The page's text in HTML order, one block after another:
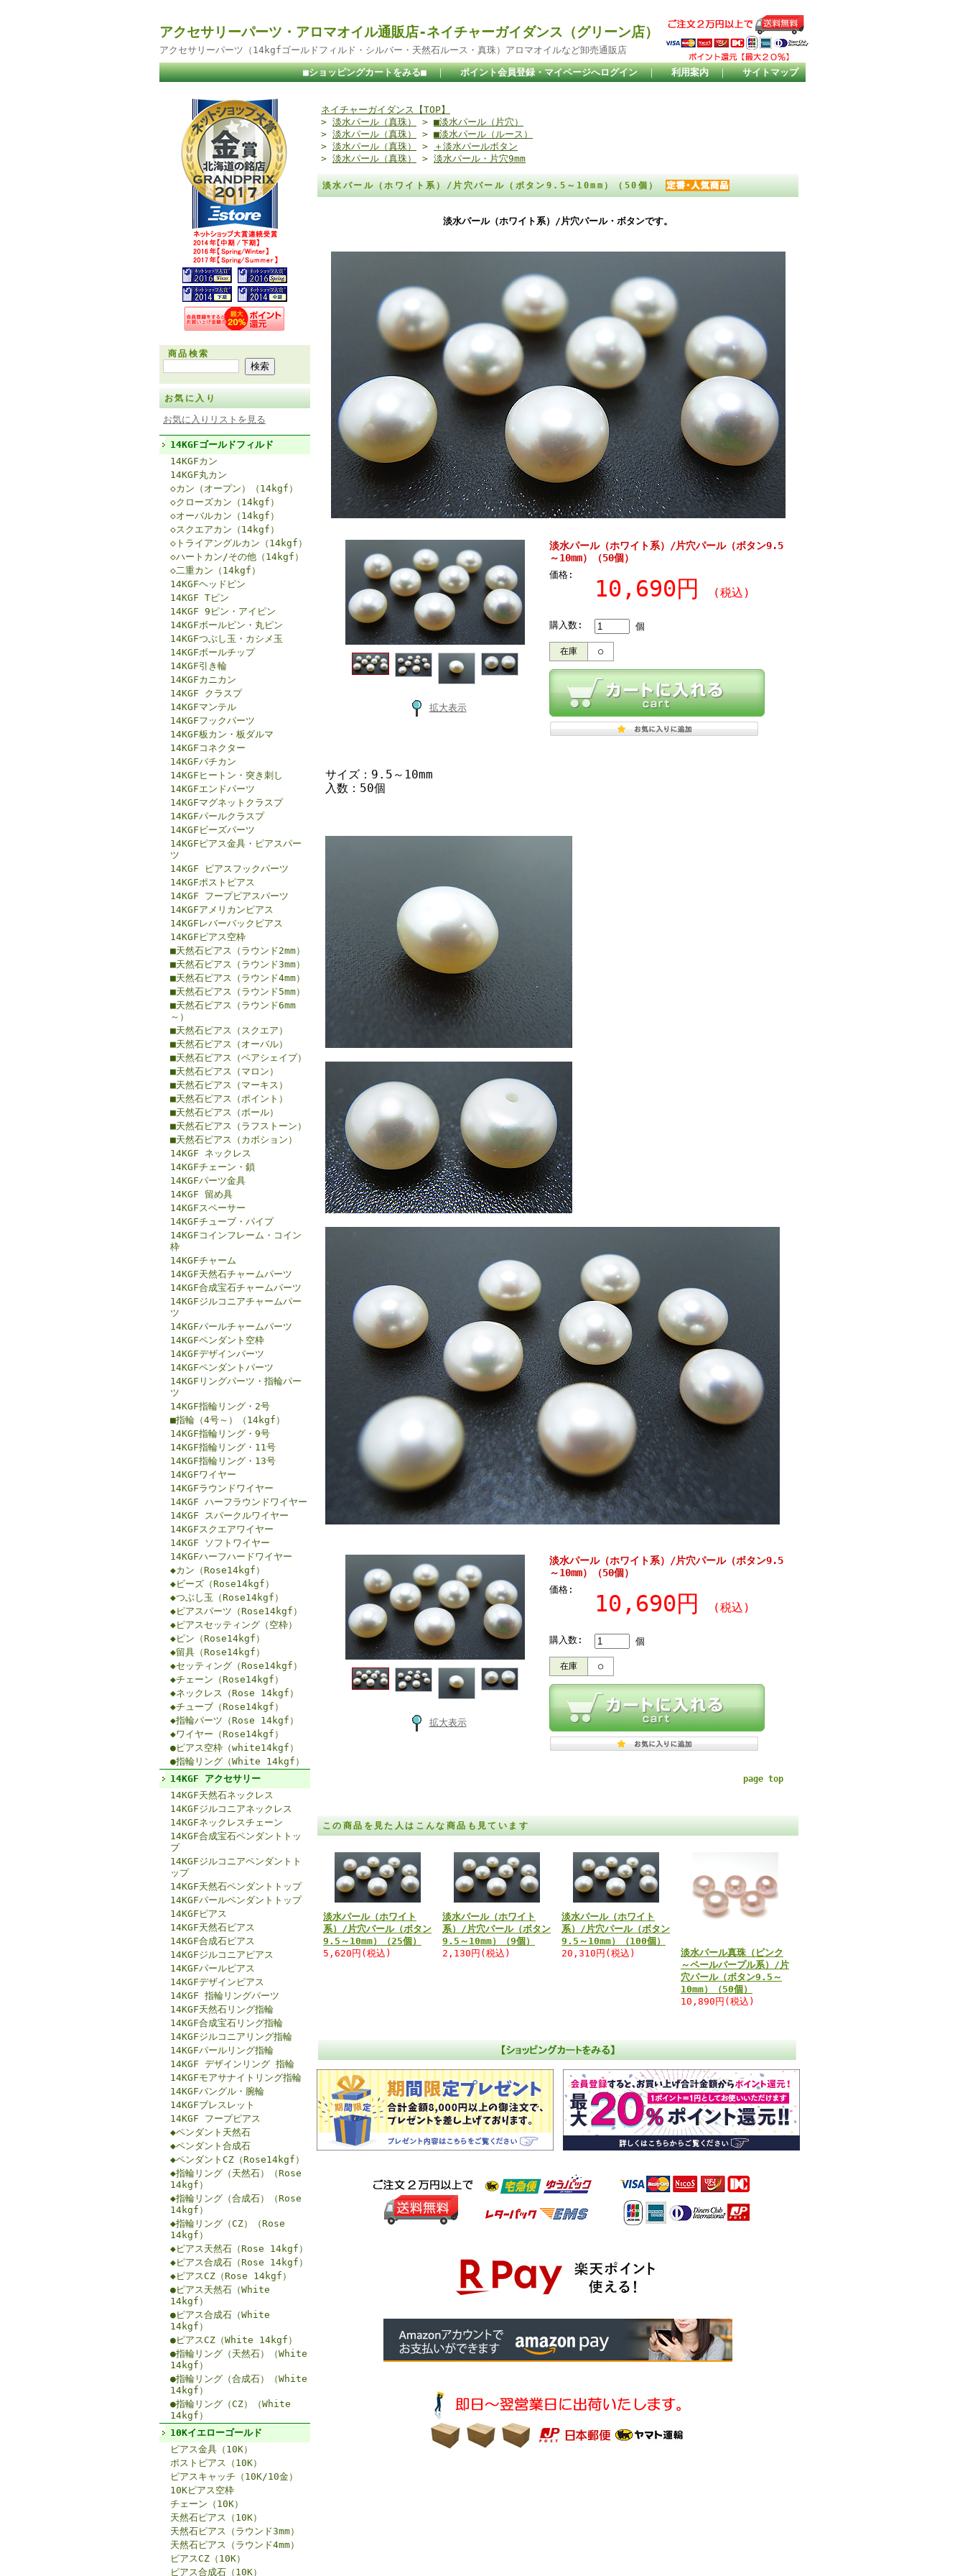
アクセサリーパーツ・アロマオイル通販店-ネイチャーガイダンス（グリーン店）
アクセサリーパーツ（14kgfゴールドフィルド・シルバー・天然石ルース・真珠）アロマオイルなど卸売通販店
■ショッピングカートをみる■ ｜ ポイント会員登録・マイページへログイン ｜ 利用案内 ｜ サイトマップ
商品検索
お気に入り
お気に入りリストを見る
14KGFゴールドフィルド
14KGFカン
14KGF丸カン
◇カン（オープン）（14kgf）
◇クローズカン（14kgf）
◇オーバルカン（14kgf）
◇スクエアカン（14kgf）
◇トライアングルカン（14kgf）
◇ハートカン/その他（14kgf）
◇二重カン（14kgf）
14KGFヘッドピン
14KGF Tピン
14KGF 9ピン・アイピン
14KGFボールピン・丸ピン
14KGFつぶし玉・カシメ玉
14KGFボールチップ
14KGF引き輪
14KGFカニカン
14KGF クラスプ
14KGFマンテル
14KGFフックパーツ
14KGF板カン・板ダルマ
14KGFコネクター
14KGFバチカン
14KGFヒートン・突き刺し
14KGFエンドパーツ
14KGFマグネットクラスプ
14KGFパールクラスプ
14KGFビーズパーツ
14KGFピアス金具・ピアスパー
ツ
14KGF ピアスフックパーツ
14KGFポストピアス
14KGF フープピアスパーツ
14KGFアメリカンピアス
14KGFレバーバックピアス
14KGFピアス空枠
■天然石ピアス（ラウンド2mm）
■天然石ピアス（ラウンド3mm）
■天然石ピアス（ラウンド4mm）
■天然石ピアス（ラウンド5mm）
■天然石ピアス（ラウンド6mm
～）
■天然石ピアス（スクエア）
■天然石ピアス（オーバル）
■天然石ピアス（ペアシェイプ）
■天然石ピアス（マロン）
■天然石ピアス（マーキス）
■天然石ピアス（ポイント）
■天然石ピアス（ボール）
■天然石ピアス（ラフストーン）
■天然石ピアス（カボション）
14KGF ネックレス
14KGFチェーン・鎖
14KGFパーツ金具
14KGF 留め具
14KGFスペーサー
14KGFチューブ・パイプ
14KGFコインフレーム・コイン
枠
14KGFチャーム
14KGF天然石チャームパーツ
14KGF合成宝石チャームパーツ
14KGFジルコニアチャームパー
ツ
14KGFパールチャームパーツ
14KGFペンダント空枠
14KGFデザインパーツ
14KGFペンダントパーツ
14KGFリングパーツ・指輪パー
ツ
14KGF指輪リング・2号
■指輪（4号～）（14kgf）
14KGF指輪リング・9号
14KGF指輪リング・11号
14KGF指輪リング・13号
14KGFワイヤー
14KGFラウンドワイヤー
14KGF ハーフラウンドワイヤー
14KGF スパークルワイヤー
14KGFスクエアワイヤー
14KGF ソフトワイヤー
14KGFハーフハードワイヤー
◆カン（Rose14kgf）
◆ビーズ（Rose14kgf）
◆つぶし玉（Rose14kgf）
◆ピアスパーツ（Rose14kgf）
◆ピアスセッティング（空枠）
◆ピン（Rose14kgf）
◆留具（Rose14kgf）
◆セッティング（Rose14kgf）
◆チェーン（Rose14kgf）
◆ネックレス（Rose 14kgf）
◆チューブ（Rose14kgf）
◆指輪パーツ（Rose 14kgf）
◆ワイヤー（Rose14kgf）
●ピアス空枠（white14kgf）
●指輪リング（White 14kgf）
14KGF アクセサリー
14KGF天然石ネックレス
14KGFジルコニアネックレス
14KGFネックレスチェーン
14KGF合成宝石ペンダントトッ
プ
14KGFジルコニアペンダントト
ップ
14KGF天然石ペンダントトップ
14KGFパールペンダントトップ
14KGFピアス
14KGF天然石ピアス
14KGF合成石ピアス
14KGFジルコニアピアス
14KGFパールピアス
14KGFデザインピアス
14KGF 指輪リングパーツ
14KGF天然石リング指輪
14KGF合成宝石リング指輪
14KGFジルコニアリング指輪
14KGFパールリング指輪
14KGF デザインリング 指輪
14KGFモアサナイトリング指輪
14KGFバングル・腕輪
14KGFブレスレット
14KGF フープピアス
◆ペンダント天然石
◆ペンダント合成石
◆ペンダントCZ（Rose14kgf）
◆指輪リング（天然石）（Rose
14kgf）
◆指輪リング（合成石）（Rose
14kgf）
◆指輪リング（CZ）（Rose
14kgf）
◆ピアス天然石（Rose 14kgf）
◆ピアス合成石（Rose 14kgf）
◆ピアスCZ（Rose 14kgf）
●ピアス天然石（White
14kgf）
●ピアス合成石（White
14kgf）
●ピアスCZ（White 14kgf）
●指輪リング（天然石）（White
14kgf）
●指輪リング（合成石）（White
14kgf）
●指輪リング（CZ）（White
14kgf）
10Kイエローゴールド
ピアス金具（10K）
ポストピアス（10K）
ピアスキャッチ（10K/10金）
10Kピアス空枠
チェーン（10K）
天然石ピアス（10K）
天然石ピアス（ラウンド3mm）
天然石ピアス（ラウンド4mm）
ピアスCZ（10K）
ピアス合成石（10K）
ネイチャーガイダンス【TOP】
> 淡水パール（真珠） > ■淡水パール（片穴）
> 淡水パール（真珠） > ■淡水パール（ルース）
> 淡水パール（真珠） >
＋淡水パールボタン
> 淡水パール（真珠） > 淡水パール・片穴9mm
淡水パール（ホワイト系）/片穴パール（ボタン9.5～10mm）（50個）
淡水パール（ホワイト系）/片穴パール・ボタンです。
拡大表示
淡水パール（ホワイト系）/片穴パール（ボタン9.5
～10mm）（50個）
価格:
10,690円 (税込)
購入数: 個
在庫 ○
サイズ：9.5～10mm
入数：50個
拡大表示
淡水パール（ホワイト系）/片穴パール（ボタン9.5
～10mm）（50個）
価格:
10,690円 (税込)
購入数: 個
在庫 ○
page top
この商品を見た人はこんな商品も見ています
淡水パール（ホワイト
系）/片穴パール（ボタン
9.5～10mm）（25個）
5,620円(税込)
淡水パール（ホワイト
系）/片穴パール（ボタン
9.5～10mm）（9個）
2,130円(税込)
淡水パール（ホワイト
系）/片穴パール（ボタン
9.5～10mm）（100個）
20,310円(税込)
淡水パール真珠（ピンク
～ペールパープル系）/片
穴パール（ボタン9.5～
10mm）（50個）
10,890円(税込)